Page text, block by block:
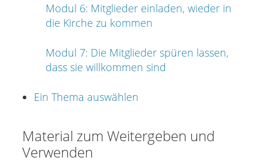
Modul 6: Mitglieder einladen, wieder in
die Kirche zu kommen
Modul 7: Die Mitglieder spüren lassen,
dass sie willkommen sind
Ein Thema auswählen
Material zum Weitergeben und
Verwenden